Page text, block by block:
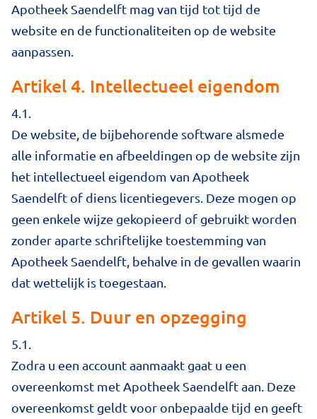
Apotheek Saendelft mag van tijd tot tijd de
website en de functionaliteiten op de website
aanpassen.
Artikel 4. Intellectueel eigendom
4.1.
De website, de bijbehorende software alsmede
alle informatie en afbeeldingen op de website zijn
het intellectueel eigendom van Apotheek
Saendelft of diens licentiegevers. Deze mogen op
geen enkele wijze gekopieerd of gebruikt worden
zonder aparte schriftelijke toestemming van
Apotheek Saendelft, behalve in de gevallen waarin
dat wettelijk is toegestaan.
Artikel 5. Duur en opzegging
5.1.
Zodra u een account aanmaakt gaat u een
overeenkomst met Apotheek Saendelft aan. Deze
overeenkomst geldt voor onbepaalde tijd en geeft